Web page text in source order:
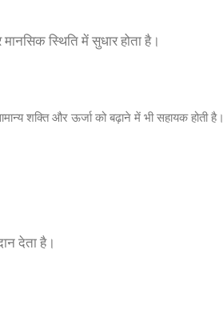
स्थिति में सुधार होता है।
शक्ति और ऊर्जा को बढ़ाने में भी सहायक होती है।
देता है।